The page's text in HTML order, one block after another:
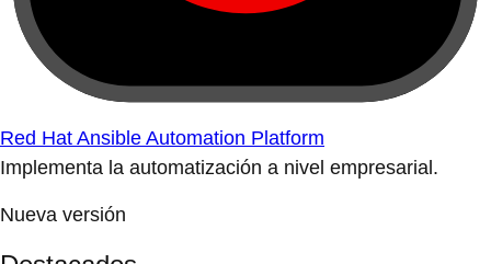
Red Hat Ansible Automation Platform
Implementa la automatización a nivel empresarial.
Nueva versión